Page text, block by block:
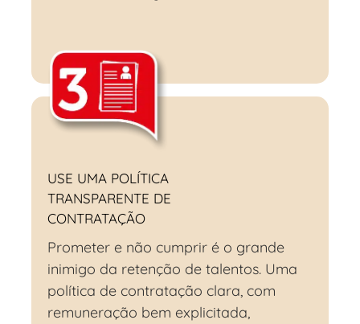
USE UMA POLÍTICA
TRANSPARENTE DE
CONTRATAÇÃO
Prometer e não cumprir é o grande
inimigo da retenção de talentos. Uma
política de contratação clara, com
remuneração bem explicitada,